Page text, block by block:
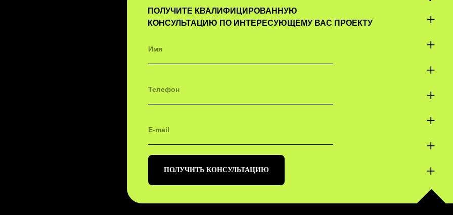
ПОЛУЧИТЬ КОНСУЛЬТАЦИЮ
ПОЛУЧИТЕ КВАЛИФИЦИРОВАННУЮ
КОНСУЛЬТАЦИЮ ПО ИНТЕРЕСУЮЩЕМУ ВАС ПРОЕКТУ